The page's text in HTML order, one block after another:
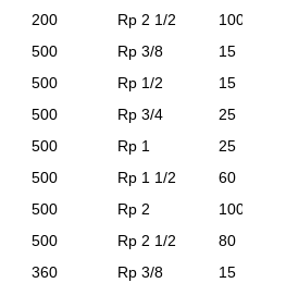
200 Rp 2 1/2
100
500 Rp 3/8
15
500 Rp 1/2
15
500 Rp 3/4
25
500 Rp 1
25
500 Rp 1 1/2
60
500 Rp 2
100
500 Rp 2 1/2
80
360 Rp 3/8
15